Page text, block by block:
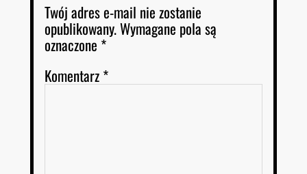
Twój adres e-mail nie zostanie
opublikowany.Wymagane pola są
oznaczone *
Komentarz*